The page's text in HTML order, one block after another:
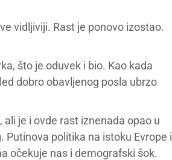
vidljiviji. Rast je ponovo izostao.
što je oduvek i bio. Kao kada
dobro obavljenog posla ubrzo
je i ovde rast iznenada opao u
Putinova politika na istoku Evrope i
očekuje nas i demografski šok.